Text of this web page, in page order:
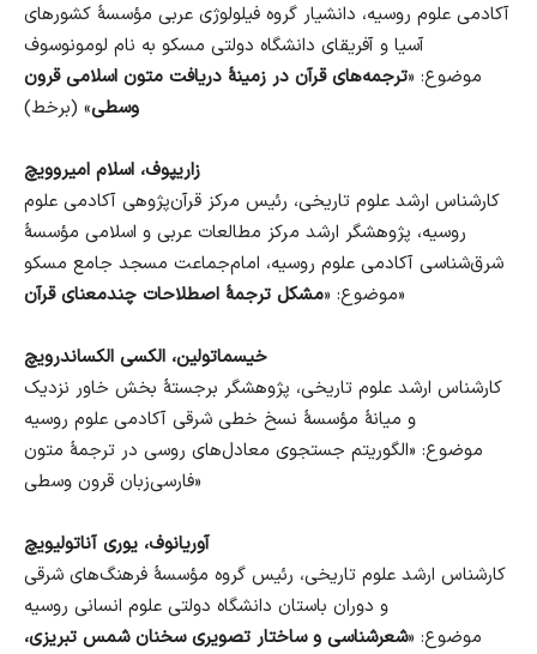
آکادمی علوم روسیه، دانشیار گروه فیلولوژی عربی مؤسسهٔ کشورهای
آسیا و آفریقای دانشگاه دولتی مسکو به نام لومونوسوف
موضوع: «ترجمه‌های قرآن در زمینهٔ دریافت متون اسلامی قرون
وسطی» (برخط)
زاریپوف، اسلام امیروویچ
کارشناس ارشد علوم تاریخی، رئیس مرکز قرآن‌پژوهی آکادمی علوم
روسیه، پژوهشگر ارشد مرکز مطالعات عربی و اسلامی مؤسسهٔ
شرق‌شناسی آکادمی علوم روسیه، امام‌جماعت مسجد جامع مسکو
موضوع: «مشکل ترجمهٔ اصطلاحات چندمعنای قرآن »
خیسماتولین، الکسی الکساندرویچ
کارشناس ارشد علوم تاریخی، پژوهشگر برجستهٔ بخش خاور نزدیک
و میانهٔ مؤسسهٔ نسخ خطی شرقی آکادمی علوم روسیه
موضوع: «الگوریتم جستجوی معادل‌های روسی در ترجمهٔ متون
فارسی‌زبان قرون وسطی»
آوریانوف، یوری آناتولیویچ
کارشناس ارشد علوم تاریخی، رئیس گروه مؤسسهٔ فرهنگ‌های شرقی
و دوران باستان دانشگاه دولتی علوم انسانی روسیه
موضوع: «شعرشناسی و ساختار تصویری سخنان شمس تبریزی،